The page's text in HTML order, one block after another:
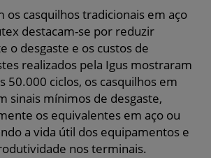
os casquilhos tradicionais em aço
destacam-se por reduzir
o desgaste e os custos de
realizados pela Igus mostraram
50.000 ciclos, os casquilhos em
sinais mínimos de desgaste,
os equivalentes em aço ou
a vida útil dos equipamentos e
nos terminais.